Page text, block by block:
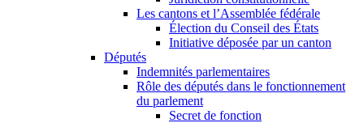
Les cantons et l’Assemblée fédérale
Élection du Conseil des États
Initiative déposée par un canton
Députés
Indemnités parlementaires
Rôle des députés dans le fonctionnement
du parlement
Secret de fonction